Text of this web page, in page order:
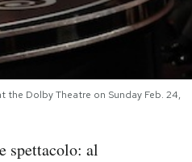
Dolby Theatre on Sunday Feb. 24,
spettacolo: al